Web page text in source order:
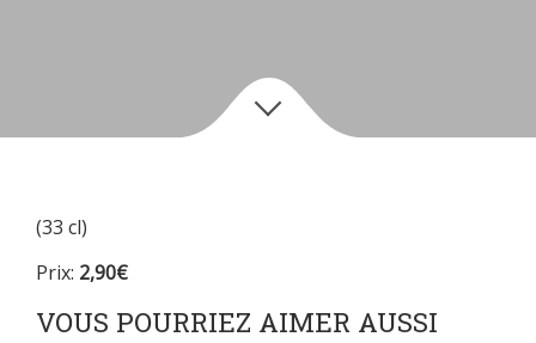
(33 cl)
Prix: 2,90€
VOUS POURRIEZ AIMER AUSSI